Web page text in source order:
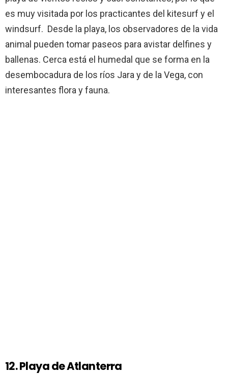
es muy visitada por los practicantes del kitesurf y el
windsurf. Desde la playa, los observadores de la vida
animal pueden tomar paseos para avistar delfines y
ballenas. Cerca está el humedal que se forma en la
desembocadura de los ríos Jara y de la Vega, con
interesantes flora y fauna.
12. Playa de Atlanterra